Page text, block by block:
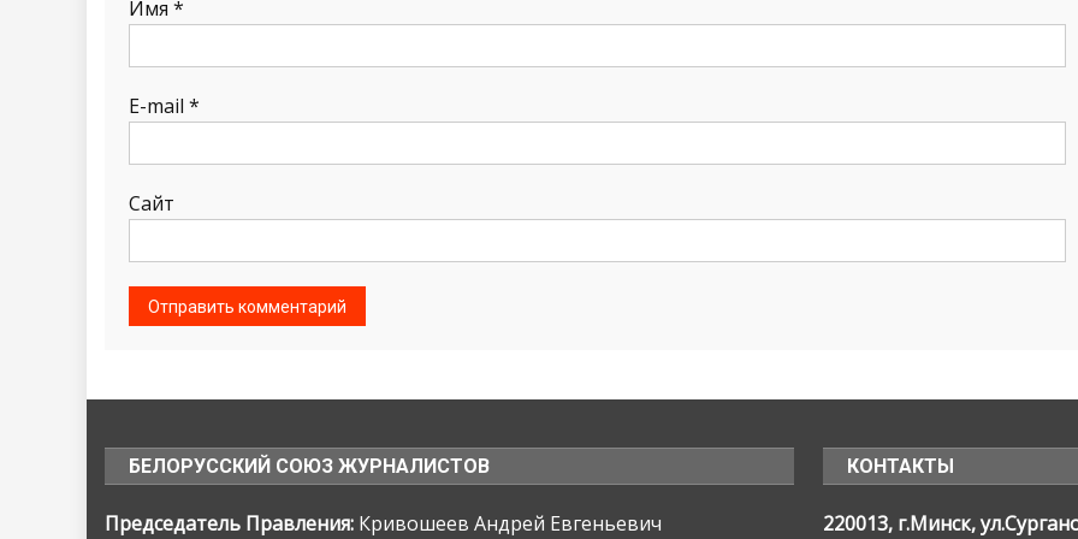
Имя *
E-mail *
Сайт
БЕЛОРУССКИЙ СОЮЗ ЖУРНАЛИСТОВ
Председатель Правления: Кривошеев Андрей Евгеньевич
КОНТАКТЫ
220013, г.Минск,